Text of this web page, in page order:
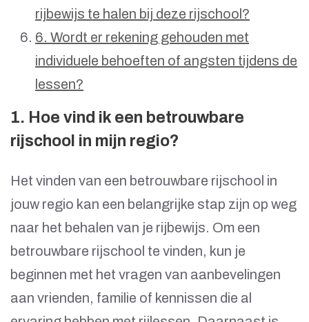
rijbewijs te halen bij deze rijschool?
6. Wordt er rekening gehouden met
individuele behoeften of angsten tijdens de
lessen?
1. Hoe vind ik een betrouwbare
rijschool in mijn regio?
Het vinden van een betrouwbare rijschool in
jouw regio kan een belangrijke stap zijn op weg
naar het behalen van je rijbewijs. Om een
betrouwbare rijschool te vinden, kun je
beginnen met het vragen van aanbevelingen
aan vrienden, familie of kennissen die al